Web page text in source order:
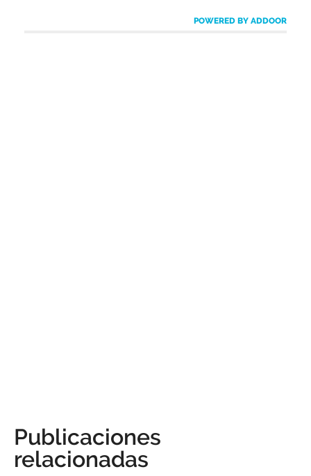
POWERED BY ADDOOR
Publicaciones
relacionadas